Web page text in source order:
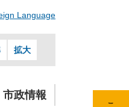
Language
拡大
市政情報